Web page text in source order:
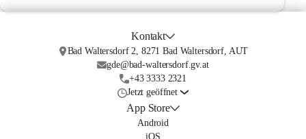
Kontakt
Bad Waltersdorf 2, 8271 Bad Waltersdorf, AUT
gde@bad-waltersdorf.gv.at
+43 3333 2321
Jetzt geöffnet
App Store
Android
iOS